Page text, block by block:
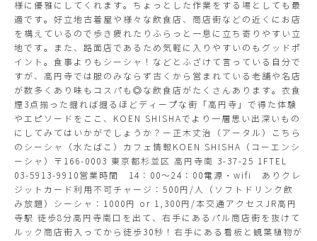
様に優雅にしてくれます。ちょっとした作業をする場としても最
適です。好立地古着屋や様々な飲食店、商店街などの近くにお店
を構えているので歩き疲れたりふらっと一息に立ち寄りやすい立
地です。また、路面店であるため気軽に入りやすいのもグッドポ
イント。食事よりもシーシャ！などとふざけて言っている自分で
すが、高円寺では服のみならず古くから営まれている老舗や名店
が数多くあり味もコスパも◎な飲食店がたくさんあります。衣食
煙3点揃った掘れば掘るほどディープな街「高円寺」で得た体験
やエピソードをここ、KOEN SHISHAでより一層思い出深いもの
にしてみてはいかがでしょうか？ー正木丈治（アータル）こちら
のシーシャ（水たばこ）カフェ情報KOEN SHISHA（コーエンシ
ーシャ）〒166-0003 東京都杉並区 高円寺南 3-37-25 1FTEL
03-5913-9910営業時間 14：00～24：00電源・wifi ありクレ
ジットカード利用不可チャージ：500円/人（ソフトドリンク飲
み放題）シーシャ：1000円 or 1,300円/本交通アクセスJR高円
寺駅 徒歩8分高円寺南口を出て、右手にあるパル商店街を抜けて
ルック商店街入ってから徒歩30秒！右手にある看板と観葉植物が